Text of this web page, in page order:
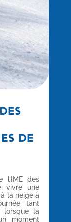
DE
l’IME des
vivre une
la neige à
tant
lorsque la
moment